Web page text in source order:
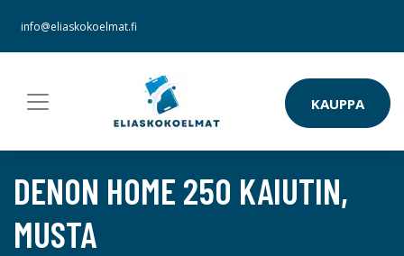
info@eliaskokoelmat.fi
KAUPPA
DENON HOME 250 KAIUTIN,
MUSTA